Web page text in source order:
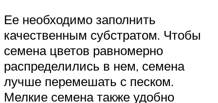
Ее необходимо заполнить
качественным субстратом. Чтобы
семена цветов равномерно
распределились в нем, семена
лучше перемешать с песком.
Мелкие семена также удобно